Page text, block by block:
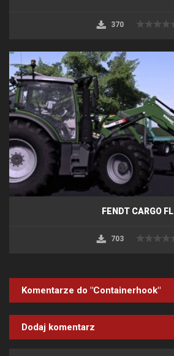
370
FENDT CARGO FL
703
Komentarze do "Containerhook"
Dodaj komentarz